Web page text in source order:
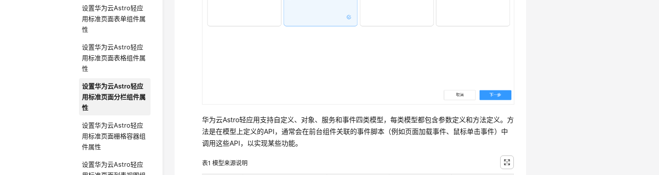
设置华为云Astro轻应
用标准页面表单组件属
性
设置华为云Astro轻应
用标准页面表格组件属
性
设置华为云Astro轻应
用标准页面分栏组件属
性
设置华为云Astro轻应
用标准页面栅格容器组
件属性
设置华为云Astro轻应
华为云Astro轻应用支持自定义、对象、服务和事件四类模型，每类模型都包含参数定义和方法定义。方
法是在模型上定义的API，通常会在前台组件关联的事件脚本（例如页面加载事件、鼠标单击事件）中
调用这些API，以实现某些功能。
表1模型来源说明